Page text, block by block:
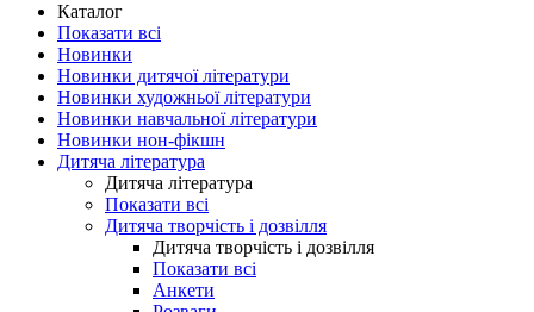
Каталог
Показати всі
Новинки
Новинки дитячої літератури
Новинки художньої літератури
Новинки навчальної літератури
Новинки нон-фікшн
Дитяча література
Дитяча література
Показати всі
Дитяча творчість і дозвілля
Дитяча творчість і дозвілля
Показати всі
Анкети